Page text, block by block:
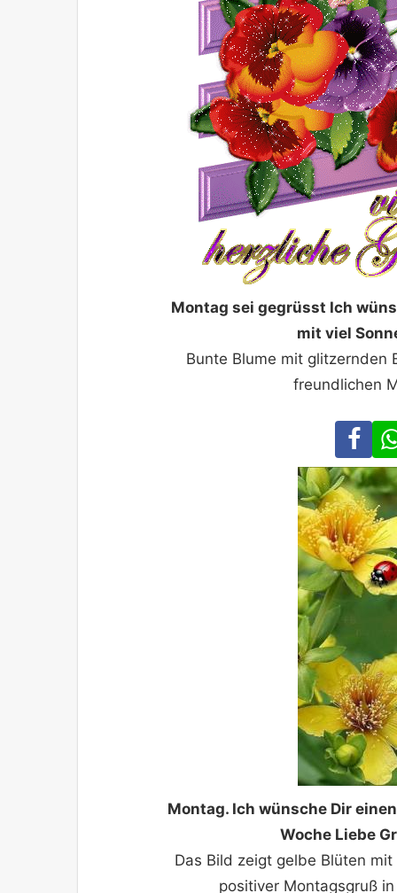
Montag sei gegrüsst Ich
mit viel
Bunte Blume mit glitzernden
freundlichen
Montag. Ich wünsche Dir
Woche Liebe
Das Bild zeigt gelbe Blüten
positiver Montagsgruß